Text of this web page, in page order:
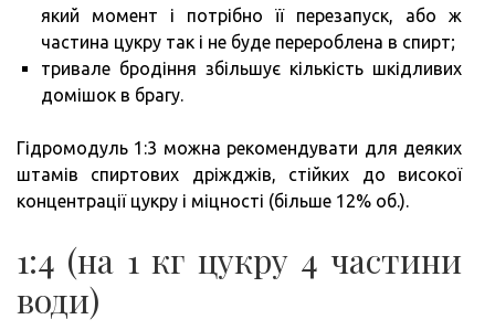
який момент і потрібно її перезапуск, або ж
частина цукру так і не буде перероблена в спирт;
тривале бродіння збільшує кількість шкідливих
домішок в брагу.
Гідромодуль 1:3 можна рекомендувати для деяких
штамів спиртових дріжджів, стійких до високої
концентрації цукру і міцності (більше 12% об.).
1:4 (на 1 кг цукру 4 частини
води)